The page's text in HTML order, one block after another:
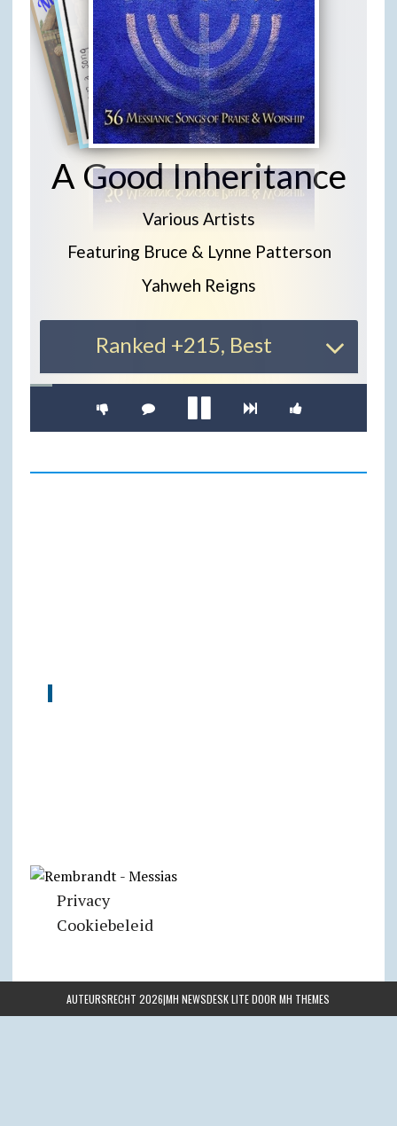
Privacy
Cookiebeleid
AUTEURSRECHT 2026|MH NEWSDESK LITE DOORMH THEMES